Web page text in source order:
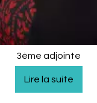
3ème adjointe